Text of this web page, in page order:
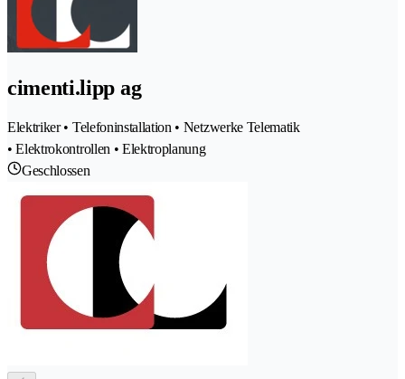
cimenti.lipp ag
Elektriker • Telefoninstallation • Netzwerke Telematik
• Elektrokontrollen • Elektroplanung
Geschlossen